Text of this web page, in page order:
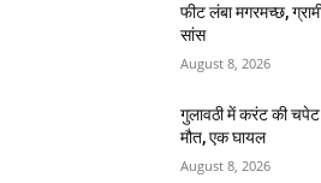
फीट लंबा मगरमच्छ,
सांस
August 8, 2026
गुलावठी में करंट की
मौत, एक घायल
August 8, 2026